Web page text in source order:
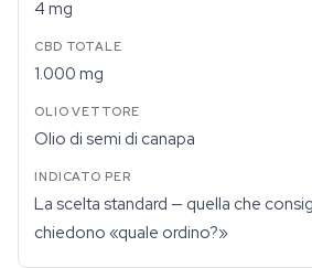
4 mg
1.000 mg
Olio di semi di canapa
La scelta standard — quella che
chiedono «quale ordino?»